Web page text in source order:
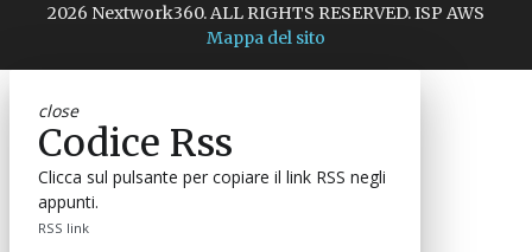
2026 Nextwork360. ALL RIGHTS RESERVED. ISP AWS
Mappa del sito
close
Codice Rss
Clicca sul pulsante per copiare il link RSS negli
appunti.
RSS link